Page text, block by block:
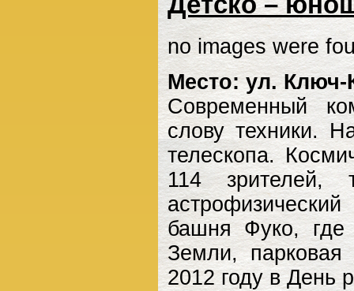
no images were
Место: ул.
Современный
слову техники.
телескопа.
114 зрителей,
башня Фуко, где
Земли,
2012 году в День